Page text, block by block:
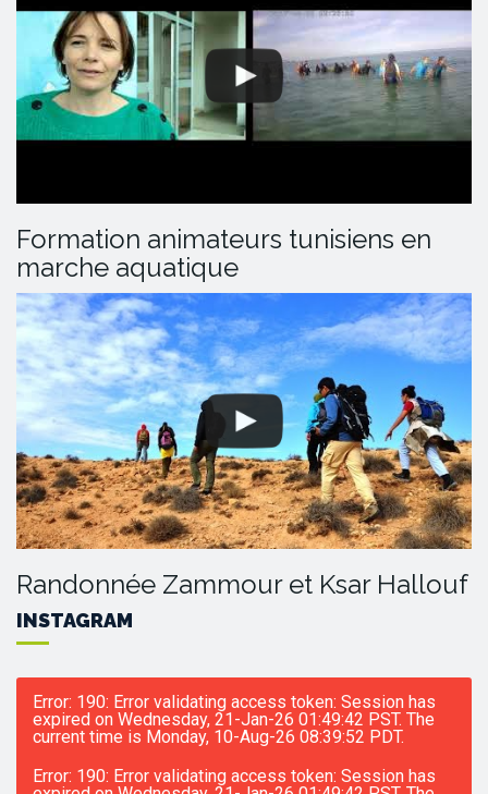
Formation animateurs tunisiens en
marche aquatique
Randonnée Zammour et Ksar Hallouf
INSTAGRAM
Error: 190: Error validating access token: Session has
expired on Wednesday, 21-Jan-26 01:49:42 PST. The
current time is Monday, 10-Aug-26 08:39:52 PDT.
Error: 190: Error validating access token: Session has